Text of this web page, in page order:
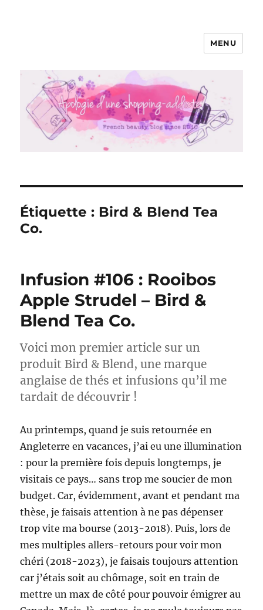
Apologie d'une Shopping-addicte
MENU
Étiquette : Bird & Blend Tea
Co.
Infusion #106 : Rooibos
Apple Strudel – Bird &
Blend Tea Co.
Voici mon premier article sur un
produit Bird & Blend, une marque
anglaise de thés et infusions qu’il me
tardait de découvrir !
Au printemps, quand je suis retournée en
Angleterre en vacances, j’ai eu une illumination
: pour la première fois depuis longtemps, je
visitais ce pays… sans trop me soucier de mon
budget. Car, évidemment, avant et pendant ma
thèse, je faisais attention à ne pas dépenser
trop vite ma bourse (2013-2018). Puis, lors de
mes multiples allers-retours pour voir mon
chéri (2018-2023), je faisais toujours attention
car j’étais soit au chômage, soit en train de
mettre un max de côté pour pouvoir émigrer au